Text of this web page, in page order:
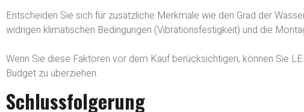
Entscheiden Sie sich für zusätzliche Merkmale wie den Grad der
widrigen klimatischen Bedingungen (Vibrationsfestigkeit) und die
Wenn Sie diese Faktoren vor dem Kauf berücksichtigen, können Sie
Budget zu überziehen.
Schlussfolgerung